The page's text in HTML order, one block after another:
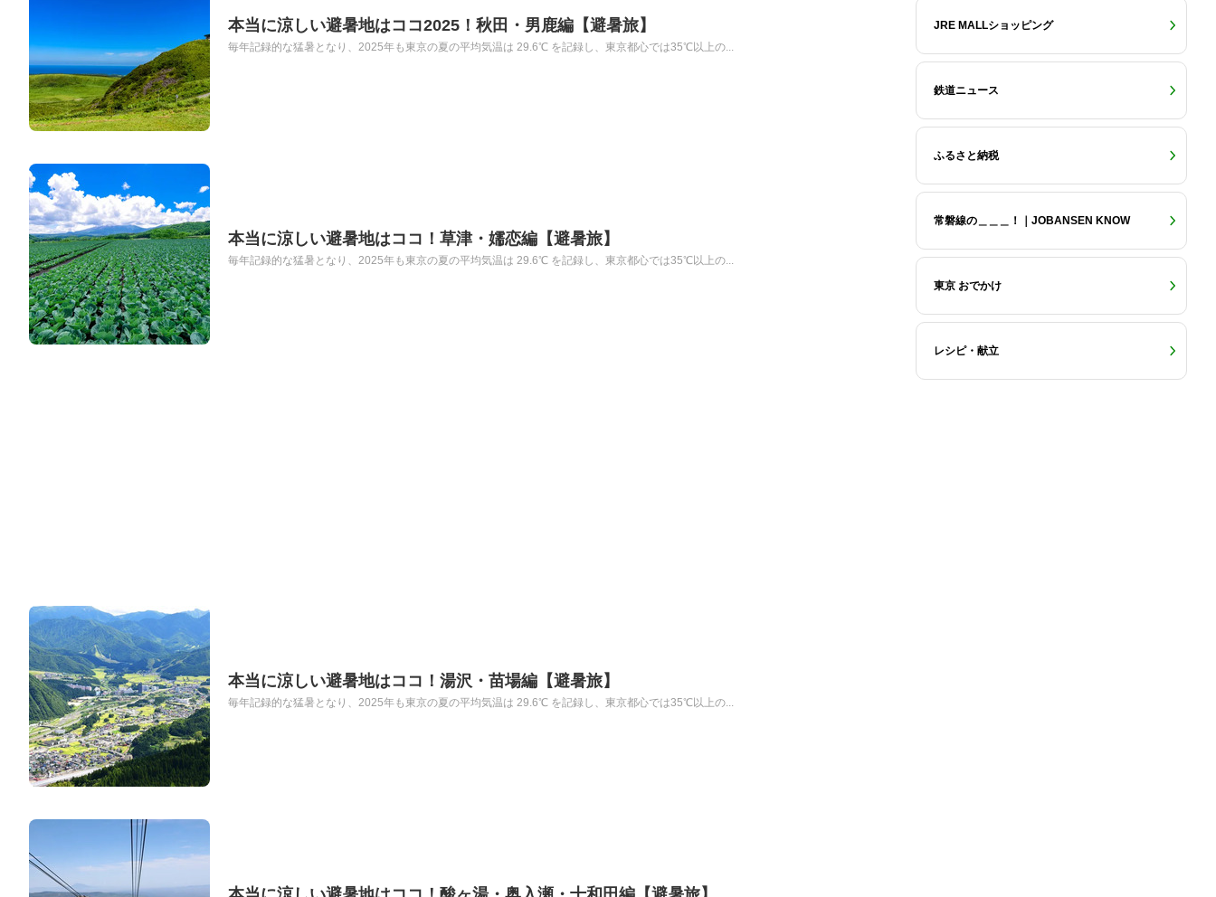
本当に涼しい避暑地はココ2025！秋田・男鹿編【避暑旅】
毎年記録的な猛暑となり、2025年も東京の夏の平均気温は 29.6℃ を記録し、東京都心では35℃以上の...
本当に涼しい避暑地はココ！草津・嬬恋編【避暑旅】
毎年記録的な猛暑となり、2025年も東京の夏の平均気温は 29.6℃ を記録し、東京都心では35℃以上の...
本当に涼しい避暑地はココ！湯沢・苗場編【避暑旅】
毎年記録的な猛暑となり、2025年も東京の夏の平均気温は 29.6℃ を記録し、東京都心では35℃以上の...
JRE MALLショッピング
鉄道ニュース
ふるさと納税
常磐線の＿＿＿！｜JOBANSEN KNOW
東京 おでかけ
レシピ・献立